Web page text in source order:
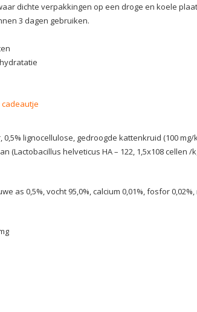
dichte verpakkingen op een droge en koele
3 dagen gebruiken.
lignocellulose, gedroogde kattenkruid (100
(Lactobacillus helveticus HA – 122, 1,5x108 cellen /
as 0,5%, vocht 95,0%, calcium 0,01%, fosfor